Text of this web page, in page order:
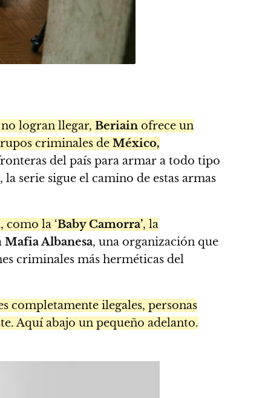
logran llegar, Beriain ofrece un
criminales de México,
del país para armar a todo tipo
serie sigue el camino de estas armas
la ‘Baby Camorra’, la
Mafia Albanesa, una organización que
criminales más herméticas del
completamente ilegales, personas
Aquí abajo un pequeño adelanto.